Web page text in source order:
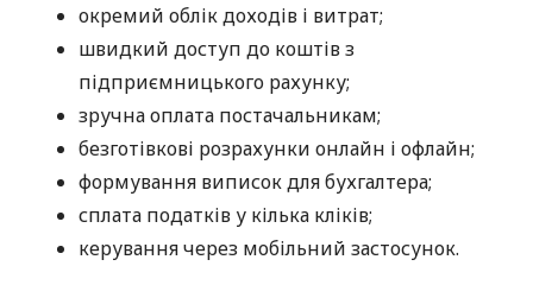
окремий облік доходів і витрат;
швидкий доступ до коштів з
підприємницького рахунку;
зручна оплата постачальникам;
безготівкові розрахунки онлайн і офлайн;
формування виписок для бухгалтера;
сплата податків у кілька кліків;
керування через мобільний застосунок.